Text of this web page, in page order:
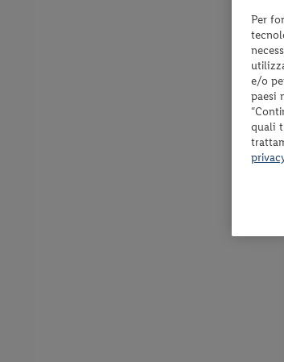
Per
e/o
paesi
quali